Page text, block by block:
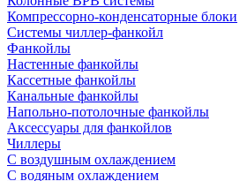
Компрессорно-конденсаторные блоки
Системы чиллер-фанкойл
Фанкойлы
Настенные фанкойлы
Кассетные фанкойлы
Канальные фанкойлы
Напольно-потолочные фанкойлы
Аксессуары для фанкойлов
Чиллеры
С воздушным охлаждением
С водяным охлаждением